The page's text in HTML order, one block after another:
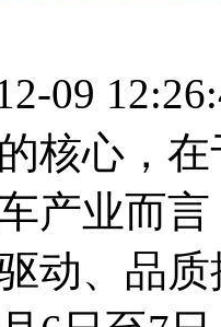
09
核心，
产业而
动、品